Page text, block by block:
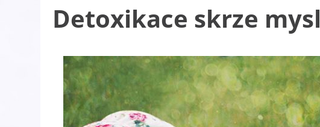
Detoxikace skrze mysl